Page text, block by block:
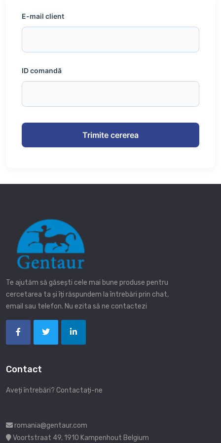
E-mail client
ID comandă
Trimite cererea
Te ajutăm să găsești cele mai bune produse pentru
cercetarea ta și îți răspundem la întrebări prin chat,
email sau telefon. Nu ezita să ne contactezi
Contact
Aveți întrebări? Contactați-ne
romania@gentaur.com
Voortstraat 49, 1910 Kampenhout Belgium